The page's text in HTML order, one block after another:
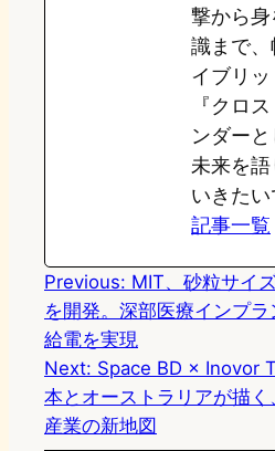
撃から
識まで
イブリ
『クロ
ンダーと
未来を
いきたい
記事一覧
Previous: MIT、砂粒サイ
を開発。深部医療インプ
給電を実現
Next: Space BD × Inovor
本とオーストラリアが描
産業の新地図